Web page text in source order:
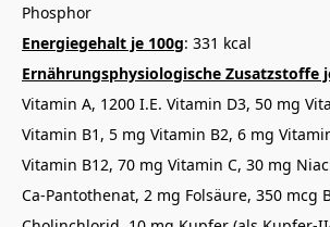
Phosphor
Energiegehalt je 100g: 331 kcal
Ernährungsphysiologische Zusatzstoffe
Vitamin A, 1200 I.E. Vitamin D3, 50 mg
Vitamin B1, 5 mg Vitamin B2, 6 mg
Vitamin B12, 70 mg Vitamin C, 30 mg
Ca-Pantothenat, 2 mg Folsäure, 350 mcg